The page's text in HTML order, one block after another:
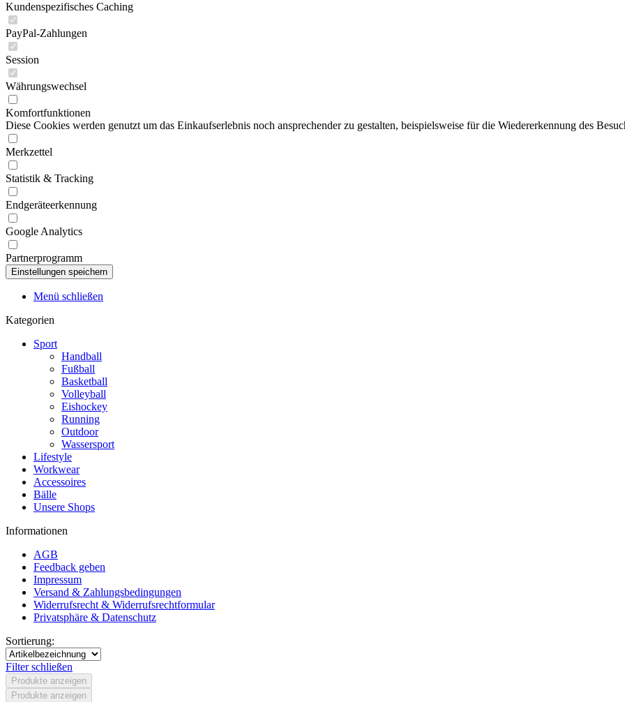
Kundenspezifisches Caching
PayPal-Zahlungen
Session
Währungswechsel
Komfortfunktionen
Diese Cookies werden genutzt um das Einkaufserlebnis noch ansprechender zu gestalten, beispielsweise für die Wiedererkennung des
Merkzettel
Statistik & Tracking
Endgeräteerkennung
Google Analytics
Partnerprogramm
Menü schließen
Kategorien
Sport
Handball
Fußball
Basketball
Volleyball
Eishockey
Running
Outdoor
Wassersport
Lifestyle
Workwear
Accessoires
Bälle
Unsere Shops
Informationen
AGB
Feedback geben
Impressum
Versand & Zahlungsbedingungen
Widerrufsrecht & Widerrufsrechtformular
Privatsphäre & Datenschutz
Sortierung:
Filter schließen
Produkte anzeigen
Produkte anzeigen